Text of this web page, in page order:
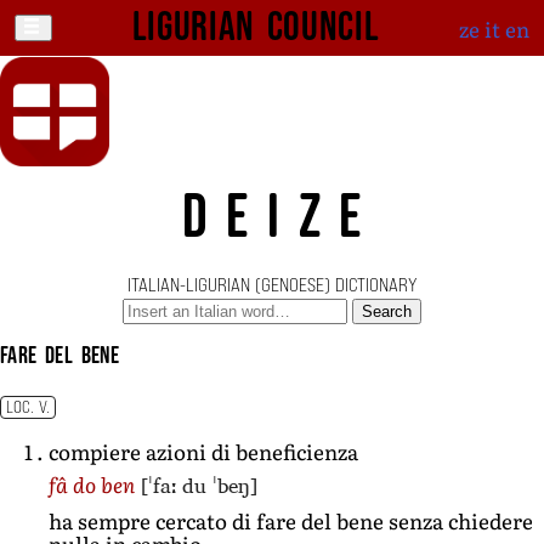
Ligurian Council ze iten
DEIZE
ITALIAN-LIGURIAN (GENOESE) DICTIONARY
Search
fare del bene
LOC. V.
compiere azioni di beneficienza
fâ do ben [ˈfaː du ˈbeŋ]
ha sempre cercato di fare del bene senza chiedere